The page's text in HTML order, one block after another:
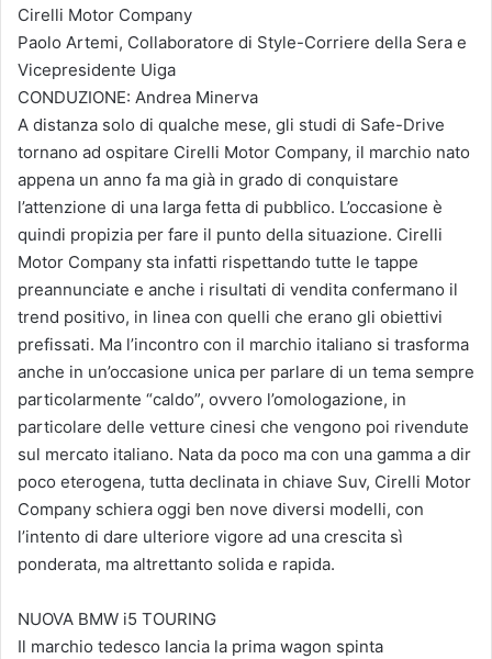
Cirelli Motor Company
Paolo Artemi, Collaboratore di Style-Corriere della Sera e
Vicepresidente Uiga
CONDUZIONE: Andrea Minerva
A distanza solo di qualche mese, gli studi di Safe-Drive
tornano ad ospitare Cirelli Motor Company, il marchio nato
appena un anno fa ma già in grado di conquistare
l’attenzione di una larga fetta di pubblico. L’occasione è
quindi propizia per fare il punto della situazione. Cirelli
Motor Company sta infatti rispettando tutte le tappe
preannunciate e anche i risultati di vendita confermano il
trend positivo, in linea con quelli che erano gli obiettivi
prefissati. Ma l’incontro con il marchio italiano si trasforma
anche in un’occasione unica per parlare di un tema sempre
particolarmente “caldo”, ovvero l’omologazione, in
particolare delle vetture cinesi che vengono poi rivendute
sul mercato italiano. Nata da poco ma con una gamma a dir
poco eterogena, tutta declinata in chiave Suv, Cirelli Motor
Company schiera oggi ben nove diversi modelli, con
l’intento di dare ulteriore vigore ad una crescita sì
ponderata, ma altrettanto solida e rapida.
NUOVA BMW i5 TOURING
Il marchio tedesco lancia la prima wagon spinta